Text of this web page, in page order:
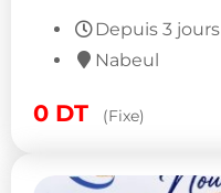
Depuis 3 jours
Nabeul
0 DT (Fixe)